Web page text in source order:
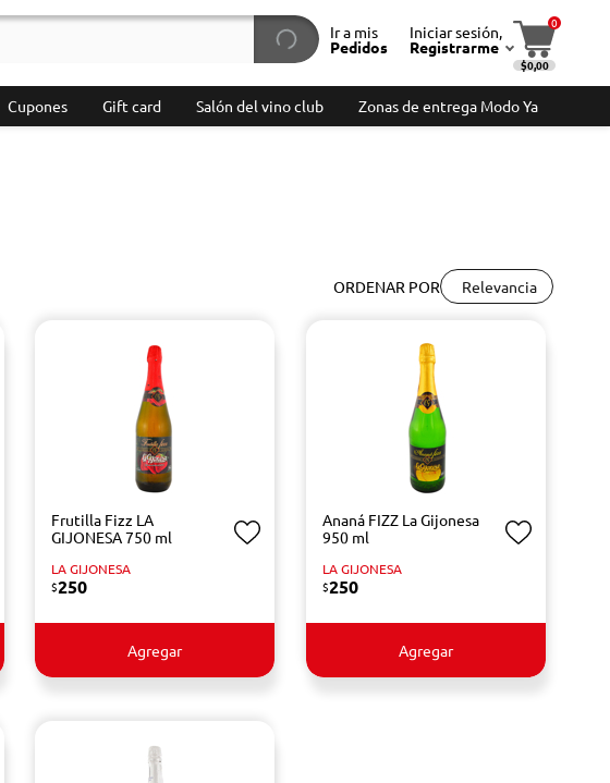
Ir a mis
Pedidos
Iniciar sesión,
Registrarme
0
$0,00
Cupones Gift card Salón del vino club Zonas de entrega Modo Ya
ORDENAR POR Relevancia
Frutilla Fizz LA
GIJONESA 750 ml
LA GIJONESA
$250
Agregar
Ananá FIZZ La Gijonesa
950 ml
LA GIJONESA
$250
Agregar